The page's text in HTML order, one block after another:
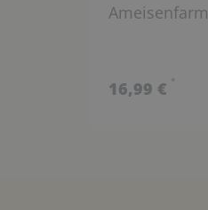
Ameisenfarm
16,99 € *